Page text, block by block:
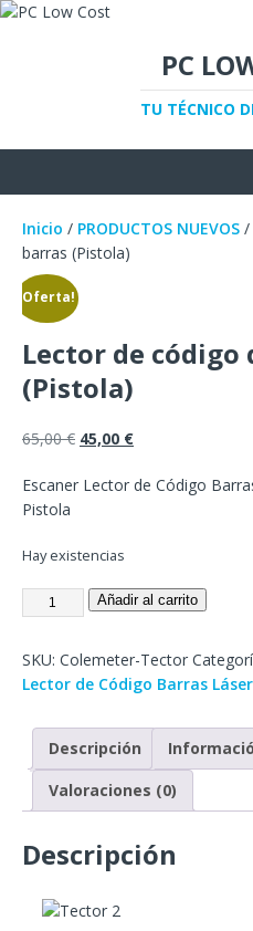
PC
TU TÉCNICO
Inicio / PRODUCTOS NUEVOS /
barras (Pistola)
¡Oferta!
Lector de código
(Pistola)
65,00€ 45,00 €
Escaner Lector de Código
Pistola
Hay existencias
Añadir al carrito
SKU: Colemeter-Tector
Lector de Código Barras
Descripción
Valoraciones (0)
Descripción